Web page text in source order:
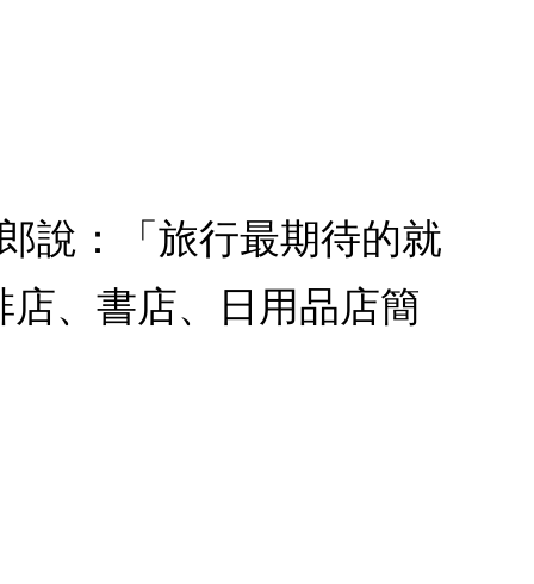
說：「旅行最期待的就
、書店、日用品店簡